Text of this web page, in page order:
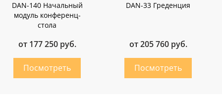
DAN-140 Начальный
модуль конференц-
стола
от 177 250 руб.
DAN-33 Греденция
от 205 760 руб.